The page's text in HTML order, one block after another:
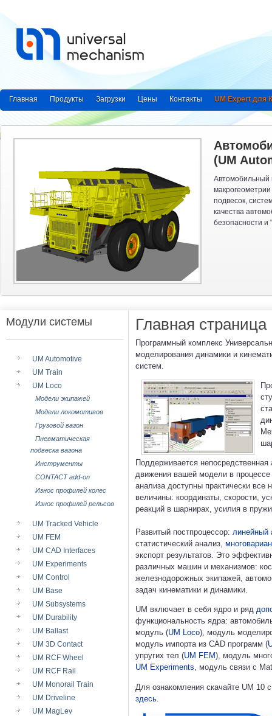
Главная Продукты Загрузки Цены Контакты UM Expert для
(UM
Автомобильный
подвесок,
качества
безопасности и
Модули системы
UM Automotive
UM Train
UM Loco
Модели экипажей
Модели локомотивов
Грузовой вагон
Пневматическая
подвеска вагона
Инструменты
CONTACT add-on
Износ профилей колес
Износ профилей рельсов
UM Tracked Vehicle
UM FEM
UM CAD Interfaces
UM Experiments
UM Control
UM Base
UM Subsystems
UM Durability
UM Ballast
UM 3D Contact
UM RCF Wheel
UM RCF Rail
UM Monorail Train
UM Driveline
UM MagLev
Главная страница
Программный комплекс
моделирования динамики и
систем.
Поддерживается непосредственная
движения вашей модели в
анализа доступны практически все
величины: координаты, скорости,
реакций в шарнирах, усилия в
Развитый постпроцессор: линейный
статистический анализ,
экспорт результатов. Это
различных машин и механизмов:
железнодорожных экипажей,
задач кинематики и динамики.
UM включает в себя ядро и ряд
функциональность ядра:
модуль (UM Loco), модуль
модуль импорта из CAD программ (
упругих тел (UM FEM), модуль
UM Experiments, модуль связи с
Для ознакомления скачайте UM 10
здесь